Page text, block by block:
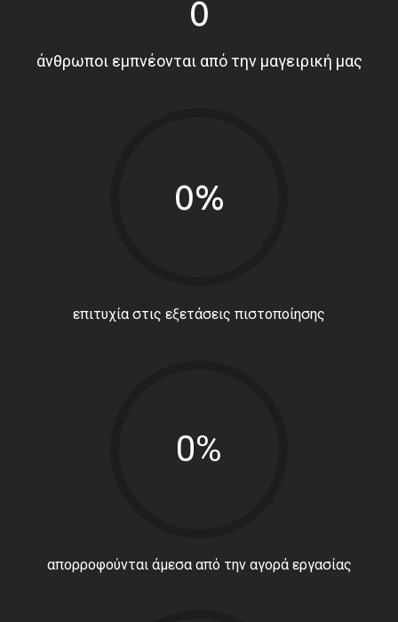
0
άνθρωποι εμπνέονται από την μαγειρική μας
0%
επιτυχία στις εξετάσεις πιστοποίησης
0%
απορροφούνται άμεσα από την αγορά εργασίας